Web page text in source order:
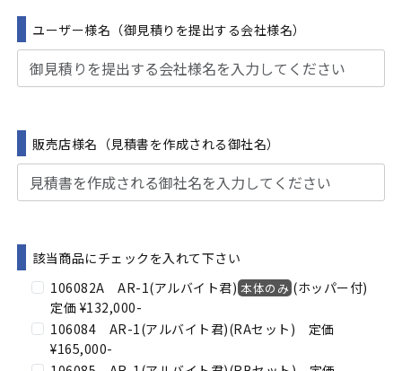
ユーザー様名（御見積りを提出する会社様名）
販売店様名（見積書を作成される御社名）
該当商品にチェックを入れて下さい
106082A AR-1(アルバイト君) 本体のみ (ホッパー付)
定価 ¥132,000-
106084 AR-1(アルバイト君)(RAセット) 定価
¥165,000-